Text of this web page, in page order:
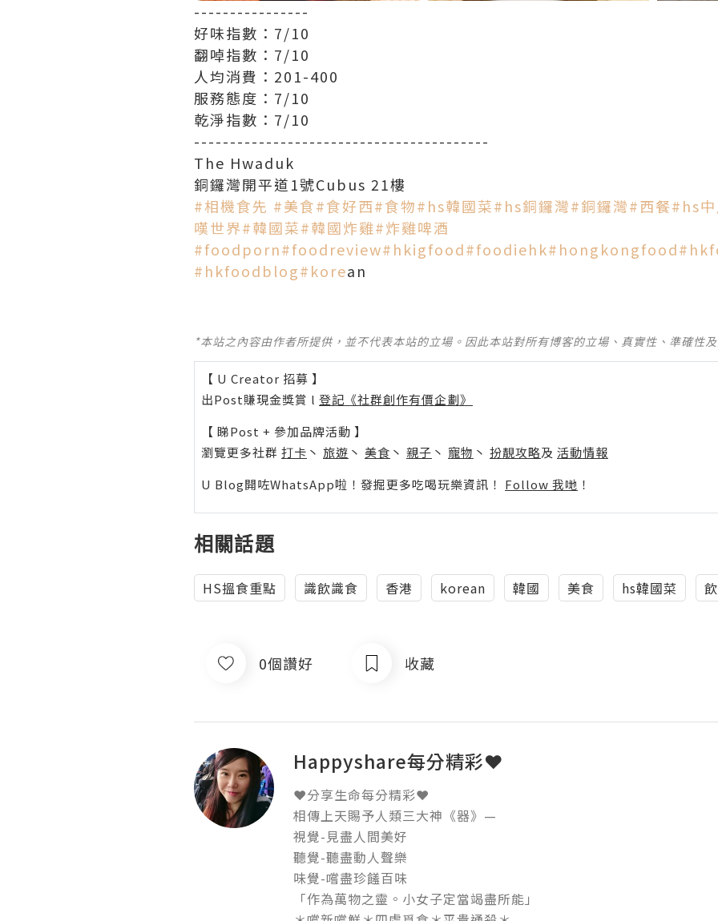
----------------
好味指數：7/10
翻啅指數：7/10
人均消費：201-400
服務態度‍：7/10
乾淨指數：7/10
-----------------------------------------
The Hwaduk
銅鑼灣開平道1號Cubus 21樓
#相機食先 #美食#食好西#食物#hs韓國菜#hs銅鑼灣#銅鑼灣#西餐#hs
嘆世界#韓國菜#韓國炸雞#炸雞啤酒
#foodporn#foodreview#hkigfood#foodiehk#hongkongfood
#hkfoodblog#korean
*本站之內容由作者所提供，並不代表本站的立場。因此本站對所有博客的立場、真實性、準確性
【 U Creator 招募 】
出Post賺現金獎賞 l 登記《社群創作有價企劃》
【 睇Post + 參加品牌活動 】
瀏覽更多社群 打卡 丶 旅遊 丶 美食 丶 親子 丶 寵物 丶 扮靚攻略及 活動情報
U Blog開咗WhatsApp啦！發掘更多吃喝玩樂資訊！ Follow 我哋 ！
相關話題
HS搵食重點 識飲識食 香港 korean 韓國 美食 hs韓國菜
0個讚好 收藏
Happyshare每分精彩❤
❤分享生命每分精彩❤
相傳上天賜予人類三大神《器》—
視覺-見盡人間美好
聽覺-聽盡動人聲樂
味覺-嚐盡珍饈百味
「作為萬物之靈。小女子定當竭盡所能」